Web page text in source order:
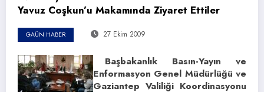
Yavuz Coşkun’u Makamında Ziyaret Ettiler
GAÜN HABER 27 Ekim 2009
Başbakanlık Basın-Yayın ve
Enformasyon Genel Müdürlüğü ve
Gaziantep Valiliği Koordinasyonu